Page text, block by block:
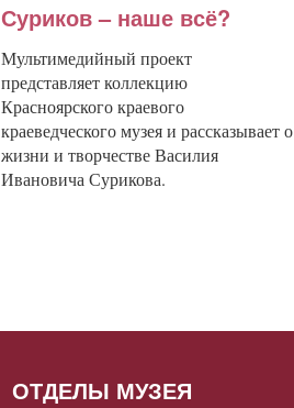
Суриков – наше всё?
Мультимедийный проект
представляет коллекцию
Красноярского краевого
краеведческого музея и рассказывает о
жизни и творчестве Василия
Ивановича Сурикова.
ОТДЕЛЫ МУЗЕЯ